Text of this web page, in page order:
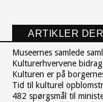
ARTIKLER
Museernes samlede
Kulturerhvervene
Kulturen er på
Tid til kulturel
482 spørgsmål til